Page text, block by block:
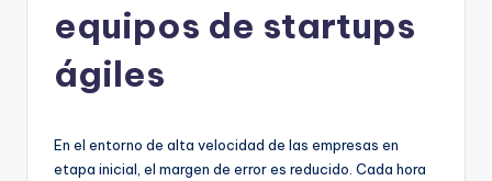
o
equipos de startups
ágiles
En el entorno de alta velocidad de las empresas en
etapa inicial, el margen de error es reducido. Cada hora